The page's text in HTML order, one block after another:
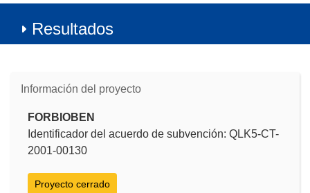
Resultados
Información del proyecto
FORBIOBEN
Identificador del acuerdo de subvención: QLK5-CT-
2001-00130
Proyecto cerrado